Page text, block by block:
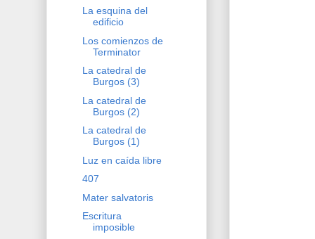
La esquina del
edificio
Los comienzos de
Terminator
La catedral de
Burgos (3)
La catedral de
Burgos (2)
La catedral de
Burgos (1)
Luz en caída libre
407
Mater salvatoris
Escritura
imposible